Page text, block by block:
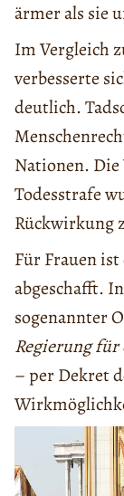
ärmer als sie
Im Vergleich
verbesserte
deutlich.
Nationen.
Todesstrafe
Rückwirkung
Für Frauen
abgeschafft.
sogenannter
Regierung für
– per Dekret